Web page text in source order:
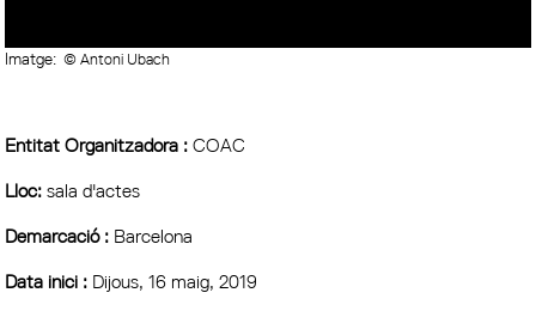
Imatge: © Antoni Ubach
Entitat Organitzadora :COAC
Lloc:sala d'actes
Demarcació : Barcelona
Data inici : Dijous, 16 maig, 2019